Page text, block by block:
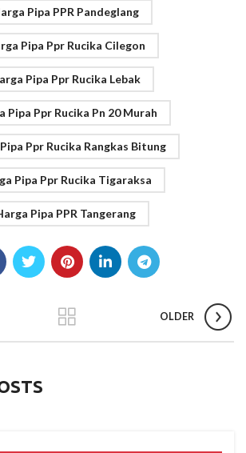
Pipa PPR Pandeglang
Pipa Ppr Rucika Cilegon
Pipa Ppr Rucika Lebak
Pipa Ppr Rucika Pn 20 Murah
Ppr Rucika Rangkas Bitung
Pipa Ppr Rucika Tigaraksa
Pipa PPR Tangerang
OLDER